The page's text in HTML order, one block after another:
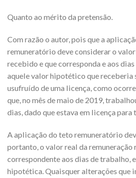
Quanto ao mérito da pretensão.
Com razão o autor, pois que a
remuneratório deve considerar o
recebido e que corresponda e aos
aquele valor hipotético que receberia
usufruído de uma licença, como
que, no mês de maio de 2019,
dias, dado que estava em licença para
A aplicação do teto remuneratório
portanto, o valor real da remuneração
correspondente aos dias de trabalho,
hipotética. Quaisquer alterações que